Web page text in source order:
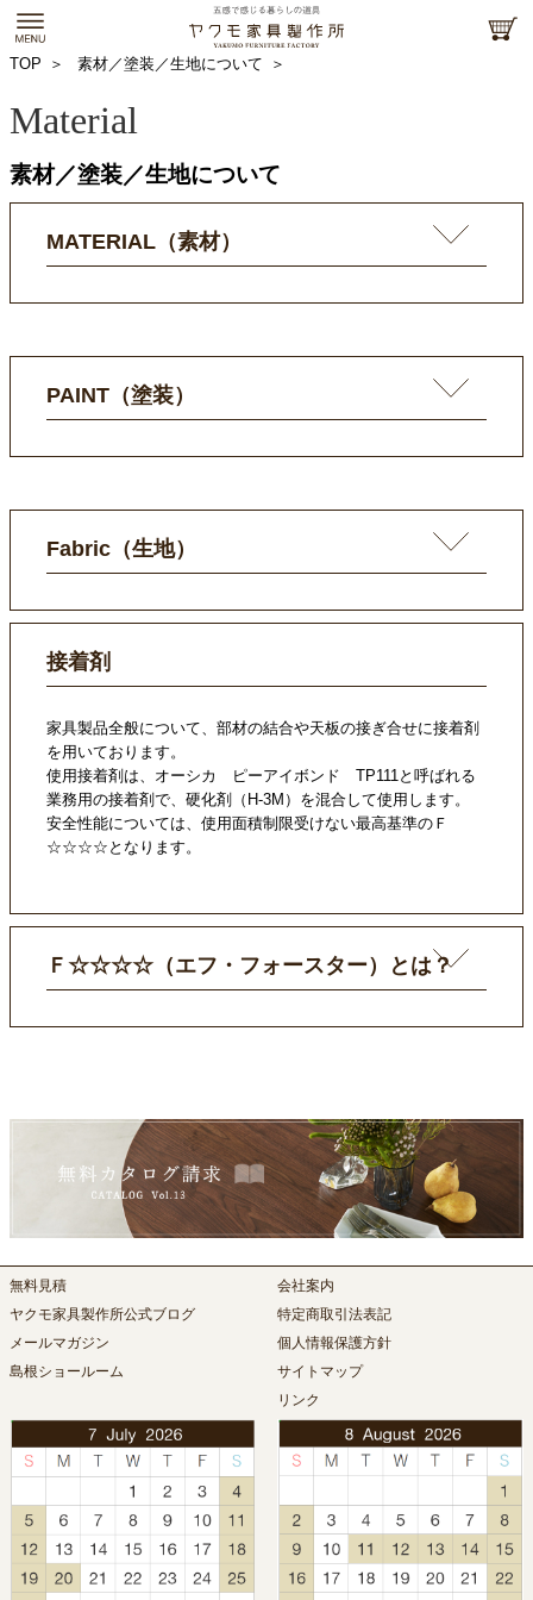
TOP 素材／塗装／生地について
Material
素材／塗装／生地について
MATERIAL（素材）
PAINT（塗装）
Fabric（生地）
接着剤
家具製品全般について、部材の結合や天板の接ぎ合せに接着剤
を用いております。
使用接着剤は、オーシカ ピーアイボンド TP111と呼ばれる
業務用の接着剤で、硬化剤（H-3M）を混合して使用します。
安全性能については、使用面積制限受けない最高基準のＦ
☆☆☆☆となります。
Ｆ☆☆☆☆（エフ・フォースター）とは？
無料見積
ヤクモ家具製作所公式ブログ
メールマガジン
島根ショールーム
会社案内
特定商取引法表記
個人情報保護方針
サイトマップ
リンク